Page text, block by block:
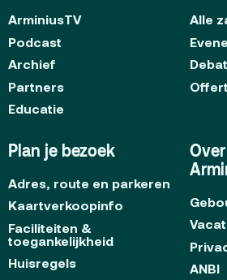
& Logo’s
van Toezicht
ArminiusTV
Podcast
Archief
Partners
Educatie
Alle
Plan je bezoek
Adres, route en parkeren
Kaartverkoopinfo
Faciliteiten &
toegankelijkheid
Huisregels
ANBI